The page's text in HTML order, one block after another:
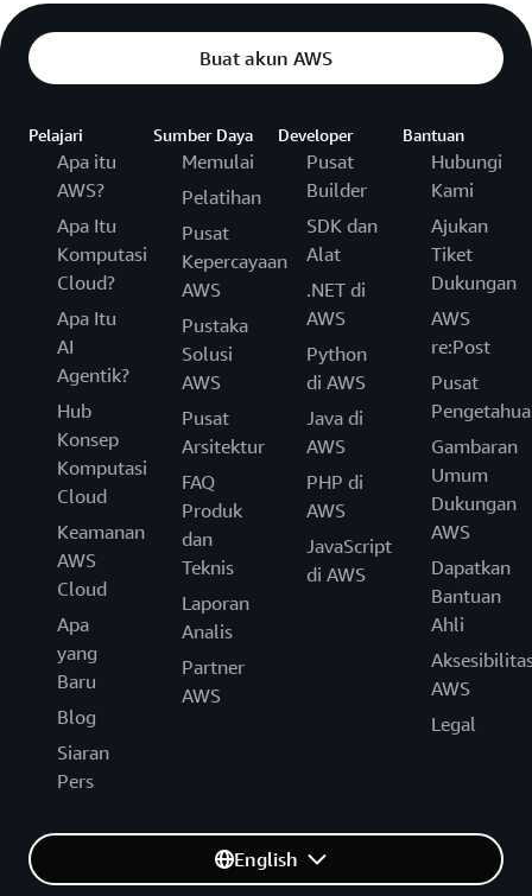
Buat akun AWS
Pelajari
Apa itu
AWS?
Apa Itu
Komputasi
Cloud?
Apa Itu
AI
Agentik?
Hub
Konsep
Komputasi
Cloud
Keamanan
AWS
Cloud
Apa
yang
Baru
Blog
Siaran
Pers
Sumber Daya
Memulai
Pelatihan
Pusat
Kepercayaan
AWS
Pustaka
Solusi
AWS
Pusat
Arsitektur
FAQ
Produk
dan
Teknis
Laporan
Analis
Partner
AWS
Developer
Pusat
Builder
SDK dan
Alat
.NET di
AWS
Python
di AWS
Java di
AWS
PHP di
AWS
JavaScript
di AWS
Bantuan
Hubungi
Kami
Ajukan
Tiket
Dukungan
AWS
re:Post
Pusat
Gambaran
Umum
Dukungan
AWS
Dapatkan
Bantuan
Ahli
AWS
Legal
English